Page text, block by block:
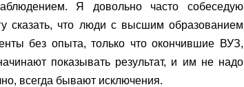
Я довольно часто собеседую
сказать, что люди с высшим образованием
без опыта, только что окончившие ВУЗ,
показывать результат, и им не надо
всегда бывают исключения.